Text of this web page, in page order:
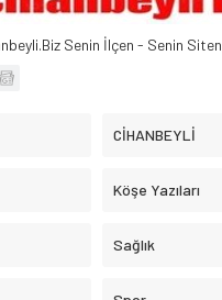
Senin İlçen - Senin Siten
CİHANBEYLİ
Köşe Yazıları
Sağlık